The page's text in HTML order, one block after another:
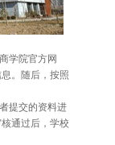
学院官方网
。随后，按照
提交的资料进
通过后，学校